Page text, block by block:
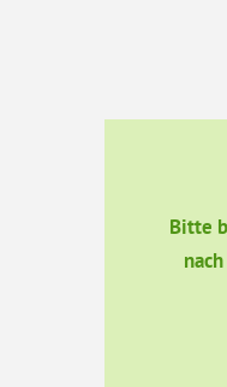
Bitte